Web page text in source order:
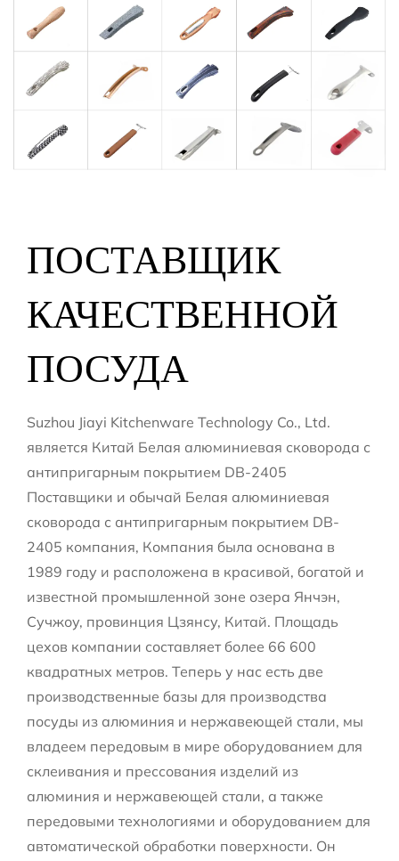
ПОСТАВЩИК
КАЧЕСТВЕННОЙ
ПОСУДА
Suzhou Jiayi Kitchenware Technology Co., Ltd.
является Китай Белая алюминиевая сковорода с
антипригарным покрытием DB-2405
Поставщики и обычай Белая алюминиевая
сковорода с антипригарным покрытием DB-
2405 компания, Компания была основана в
1989 году и расположена в красивой, богатой и
известной промышленной зоне озера Янчэн,
Сучжоу, провинция Цзянсу, Китай. Площадь
цехов компании составляет более 66 600
квадратных метров. Теперь у нас есть две
производственные базы для производства
посуды из алюминия и нержавеющей стали, мы
владеем передовым в мире оборудованием для
склеивания и прессования изделий из
алюминия и нержавеющей стали, а также
передовыми технологиями и оборудованием для
автоматической обработки поверхности. Он